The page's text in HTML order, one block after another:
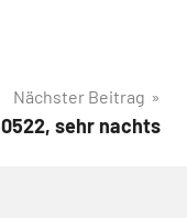
Nächster Beitrag
sehr nachts